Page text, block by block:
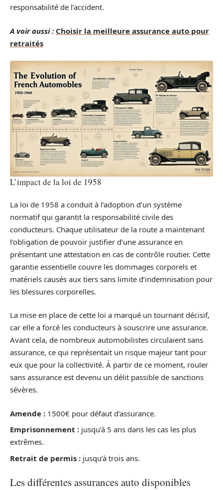
responsabilité de l’accident.
A voir aussi : Choisir la meilleure assurance auto pour
retraités
L’impact de la loi de 1958
La loi de 1958 a conduit à l’adoption d’un système
normatif qui garantit la responsabilité civile des
conducteurs. Chaque utilisateur de la route a maintenant
l’obligation de pouvoir justifier d’une assurance en
présentant une attestation en cas de contrôle routier. Cette
garantie essentielle couvre les dommages corporels et
matériels causés aux tiers sans limite d’indemnisation pour
les blessures corporelles.
La mise en place de cette loi a marqué un tournant décisif,
car elle a forcé les conducteurs à souscrire une assurance.
Avant cela, de nombreux automobilistes circulaient sans
assurance, ce qui représentait un risque majeur tant pour
eux que pour la collectivité. À partir de ce moment, rouler
sans assurance est devenu un délit passible de sanctions
sévères.
Amende : 1500€ pour défaut d’assurance.
Emprisonnement : jusqu’à 5 ans dans les cas les plus
extrêmes.
Retrait de permis : jusqu’à trois ans.
Les différentes assurances auto disponibles